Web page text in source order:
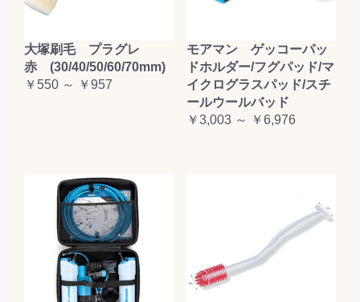
大塚刷毛 プラグレ
赤 (30/40/50/60/70mm)
￥550 ～ ￥957
モアマン ゲッコーパッ
ドホルダー/フグパッド/マ
イクログラスパッド/スチ
ールウールバッド
￥3,003 ～ ￥6,976